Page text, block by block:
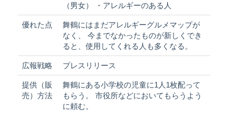
（男女） ・アレルギーのある人
優れた点
舞鶴にはまだアレルギーグルメマップが
なく、 今までなかったものが新しくでき
ると、使用してくれる人も多くなる。
広報戦略 プレスリリース
提供（販
売）方法
舞鶴にある小学校の児童に1人1枚配って
もらう。 市役所などにおいてもらうよう
に頼む。